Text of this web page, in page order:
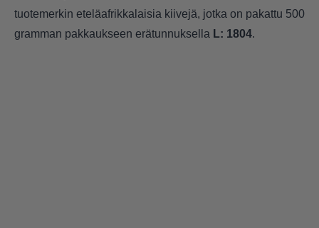
tuotemerkin eteläafrikkalaisia kiivejä, jotka on pakattu 500
gramman pakkaukseen erätunnuksella L: 1804.